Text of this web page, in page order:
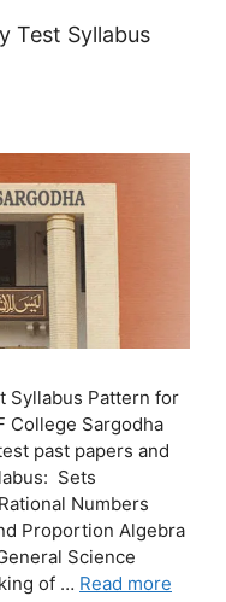
Test Syllabus
Syllabus Pattern for
College Sargodha
past papers and
Sets
Numbers
Proportion Algebra
Science
of … Read more